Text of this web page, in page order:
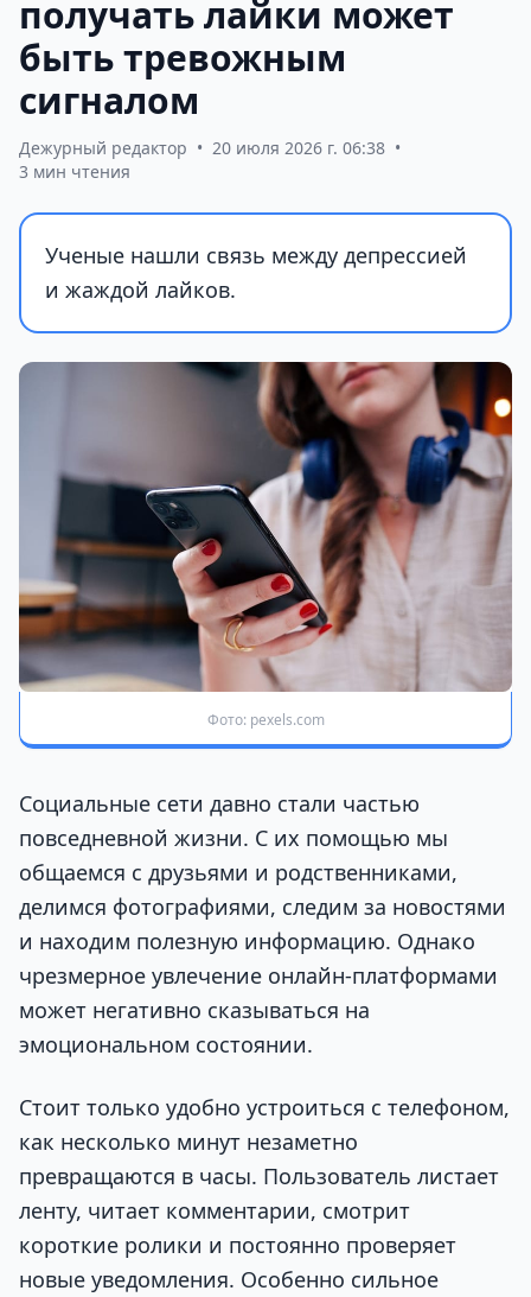
получать лайки может
быть тревожным
сигналом
Дежурный редактор • 20 июля 2026 г. 06:38 •
3 мин чтения
Ученые нашли связь между депрессией
и жаждой лайков.
Фото: pexels.com
Социальные сети давно стали частью
повседневной жизни. С их помощью мы
общаемся с друзьями и родственниками,
делимся фотографиями, следим за новостями
и находим полезную информацию. Однако
чрезмерное увлечение онлайн-платформами
может негативно сказываться на
эмоциональном состоянии.
Стоит только удобно устроиться с телефоном,
как несколько минут незаметно
превращаются в часы. Пользователь листает
ленту, читает комментарии, смотрит
короткие ролики и постоянно проверяет
новые уведомления. Особенно сильное